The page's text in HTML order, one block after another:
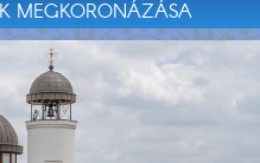
MEGKORONÁZÁSA